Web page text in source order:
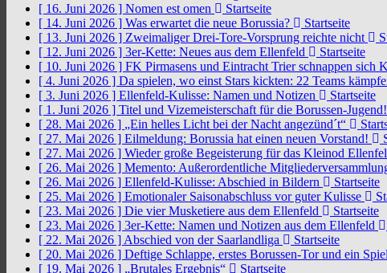
[ 16. Juni 2026 ] Nomen est omen
Startseite
[ 14. Juni 2026 ] Was erwartet die neue Borussia?
Startseite
[ 13. Juni 2026 ] Zweimaliger Drei-Tore-Vorsprung reichte nicht
[ 12. Juni 2026 ] 3er-Kette: Neues aus dem Ellenfeld
Startseite
[ 10. Juni 2026 ] FK Pirmasens und Eintracht Trier schnappen sich
[ 4. Juni 2026 ] Da spielen, wo einst Stars kickten: 22 Teams
[ 3. Juni 2026 ] Ellenfeld-Kulisse: Namen und Notizen
Startseite
[ 1. Juni 2026 ] Titel und Vizemeisterschaft für die Borussen-Jugend!
[ 28. Mai 2026 ] „Ein helles Licht bei der Nacht angezünd´t“
[ 27. Mai 2026 ] Eilmeldung: Borussia hat einen neuen Vorstand!
[ 27. Mai 2026 ] Wieder große Begeisterung für das Kleinod
[ 26. Mai 2026 ] Memento: Außerordentliche
[ 26. Mai 2026 ] Ellenfeld-Kulisse: Abschied in Bildern
Startseite
[ 25. Mai 2026 ] Emotionaler Saisonabschluss vor guter Kulisse
[ 23. Mai 2026 ] Die vier Musketiere aus dem Ellenfeld
Startseite
[ 23. Mai 2026 ] 3er-Kette: Namen und Notizen aus dem Ellenfeld
[ 22. Mai 2026 ] Abschied von der Saarlandliga
Startseite
[ 20. Mai 2026 ] Deftige Schlappe, erstes Borussen-Tor und ein
[ 19. Mai 2026 ] „Brutales Ergebnis“
Startseite